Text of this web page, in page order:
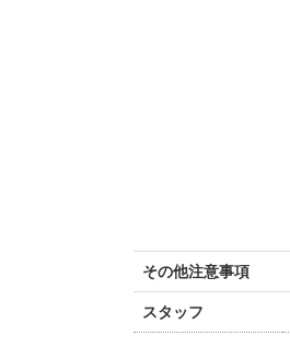
その他注意事項
スタッフ